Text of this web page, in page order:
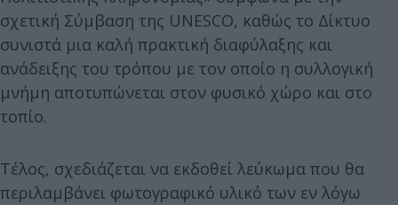
σχετική Σύμβαση της UNESCO, καθώς το Δίκτυο
συνιστά μια καλή πρακτική διαφύλαξης και
ανάδειξης του τρόπου με τον οποίο η συλλογική
μνήμη αποτυπώνεται στον φυσικό χώρο και στο
τοπίο.
Τέλος, σχεδιάζεται να εκδοθεί λεύκωμα που θα
περιλαμβάνει φωτογραφικό υλικό των εν λόγω